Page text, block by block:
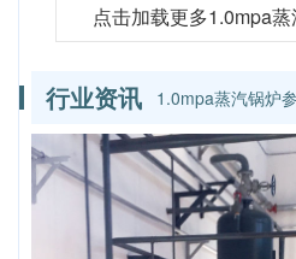
点击加载更多1.0mpa
行业资讯 1.0mpa蒸汽锅炉